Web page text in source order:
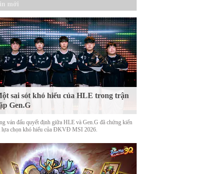
mới
sai sót khó hiểu của HLE trong trận
Gen.G
ván đấu quyết định giữa HLE và Gen.G đã chứng kiến
lựa chọn khó hiểu của ĐKVĐ MSI 2026.